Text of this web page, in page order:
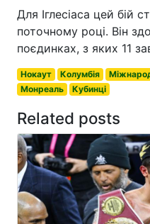
Для Іглесіаса цей бій
поточному році. Він
поєдинках, з яких 11
Нокаут Колумбія
Монреаль
Кубинці
Related posts